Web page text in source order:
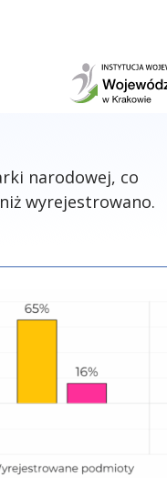
narodowej, co
wyrejestrowano.